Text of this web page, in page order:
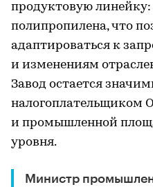
продуктовую
полипропилена, что
адаптироваться к
и изменениям
Завод остается
налогоплательщиком
и промышленной
уровня.
Министр